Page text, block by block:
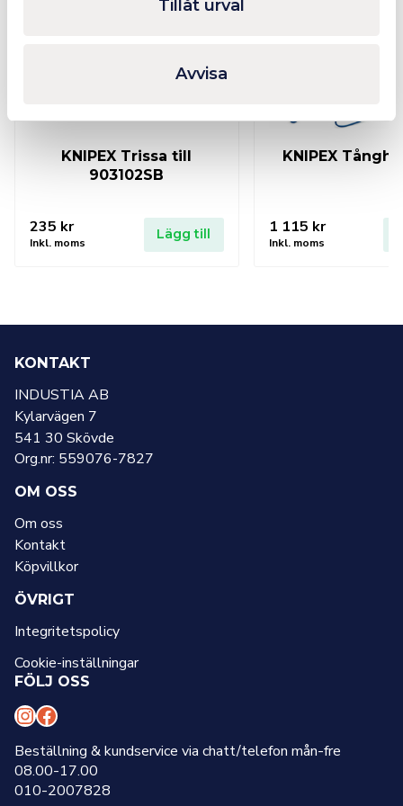
Tillåt urval
Avvisa
KNIPEX Trissa till
903102SB
235 kr
Inkl. moms
Lägg till
KNIPEX
1 115 kr
Inkl. moms
KONTAKT
INDUSTIA AB
Kylarvägen 7
541 30 Skövde
Org.nr: 559076-7827
OM OSS
Om oss
Kontakt
Köpvillkor
ÖVRIGT
Integritetspolicy
Cookie-inställningar
FÖLJ OSS
I
n
s
F
a
c
Beställning & kundservice via chatt/telefon mån-fre
08.00-17.00
010-2007828